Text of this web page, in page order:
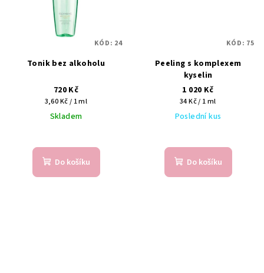
Tonik bez alkoholu
720 Kč
Měrná
cena:
3,60 Kč / 1 ml
Skladem
Do košíku
KÓD: 24
Peeling s komplexem
kyselin
1 020 Kč
Měrná
cena:
34 Kč / 1 ml
Poslední kus
Do košíku
KÓD: 75